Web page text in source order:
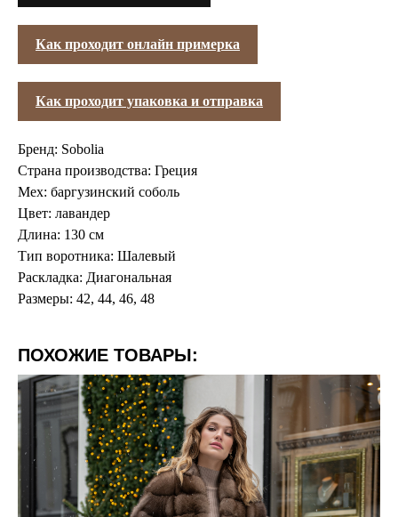
Как проходит онлайн примерка
Как проходит упаковка и отправка
Бренд: Sobolia
Страна производства: Греция
Мех: баргузинский соболь
Цвет: лавандер
Длина: 130 см
Тип воротника: Шалевый
Раскладка: Диагональная
Размеры: 42, 44, 46, 48
ПОХОЖИЕ ТОВАРЫ: